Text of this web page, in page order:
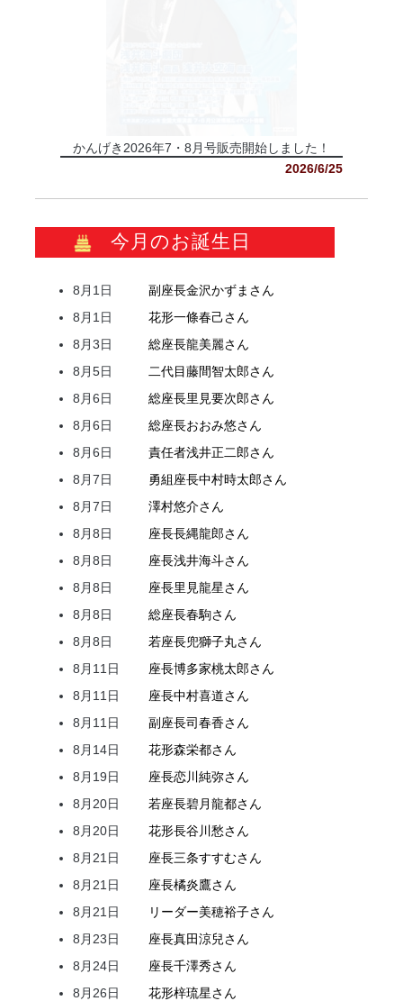
かんげき2026年7・8月号販売開始しました！
2026/6/25
今月のお誕生日
8月1日 副座長金沢かずま さん
8月1日
花形一條春己さん
8月3日
総座長龍美麗さん
8月5日
二代目藤間智太郎さん
8月6日
総座長里見要次郎さん
8月6日
総座長おおみ悠さん
8月6日
責任者浅井正二郎さん
8月7日
勇組座長中村時太郎さん
8月7日
澤村悠介さん
8月8日
座長長縄龍郎さん
8月8日
座長浅井海斗さん
8月8日
座長里見龍星さん
8月8日
総座長春駒さん
8月8日
若座長兜獅子丸さん
8月11日
座長博多家桃太郎さん
8月11日
座長中村喜道さん
8月11日
副座長司春香さん
8月14日
花形森栄都さん
8月19日
座長恋川純弥さん
8月20日
若座長碧月龍都さん
8月20日
花形長谷川愁さん
8月21日
座長三条すすむさん
8月21日
座長橘炎鷹さん
8月21日
リーダー美穂裕子さん
8月23日
座長真田涼兒さん
8月24日
座長千澤秀さん
8月26日
花形梓琉星さん